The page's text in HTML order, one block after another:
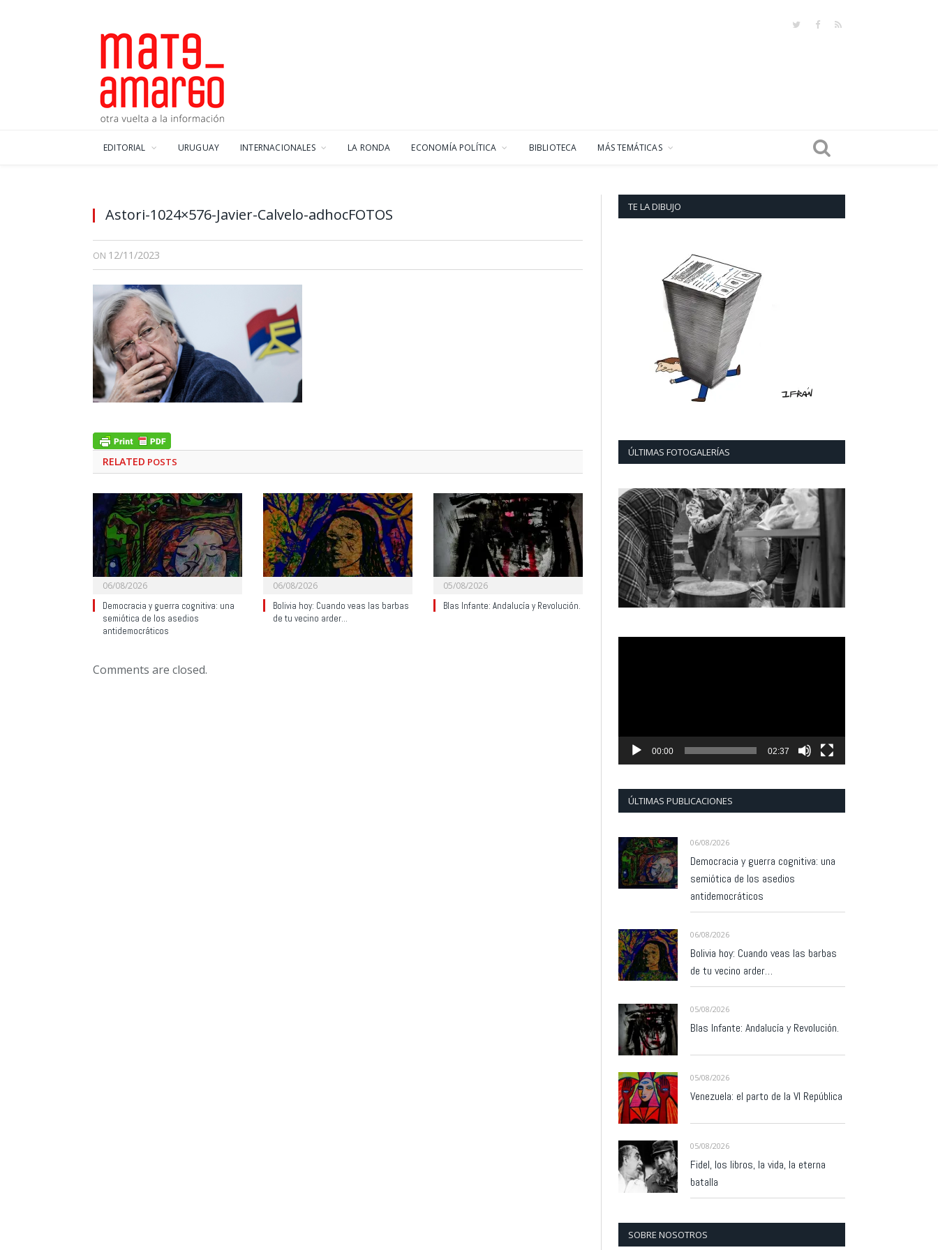
TwitterFacebook
RSS
EDITORIAL URUGUAY INTERNACIONALES LA RONDA ECONOMÍA POLÍTICA BIBLIOTECA MÁS TEMÁTICAS
Astori-1024×576-Javier-Calvelo-adhocFOTOS
ON 12/11/2023
RELATED POSTS
06/08/2026
Democracia y guerra cognitiva: una
semiótica de los asedios
antidemocráticos
06/08/2026
Bolivia hoy: Cuando veas las barbas
de tu vecino arder…
05/08/2026
Blas Infante: Andalucía y Revolución.
Comments are closed.
TE LA DIBUJO
ÚLTIMAS FOTOGALERÍAS
00:00 02:37
ÚLTIMAS PUBLICACIONES
06/08/2026
Democracia y guerra cognitiva: una
semiótica de los asedios
antidemocráticos
06/08/2026
Bolivia hoy: Cuando veas las barbas
de tu vecino arder…
05/08/2026
Blas Infante: Andalucía y Revolución.
05/08/2026
Venezuela: el parto de la VI República
05/08/2026
Fidel, los libros, la vida, la eterna
batalla
SOBRE NOSOTROS